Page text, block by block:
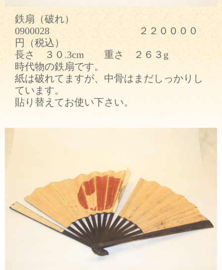
鉄扇（破れ）
0900028 ２２００００
円（税込）
長さ ３０.3cm 重さ ２６３g
時代物の鉄扇です。
紙は破れてますが、中骨はまだしっかりし
ています。
貼り替えてお使い下さい。